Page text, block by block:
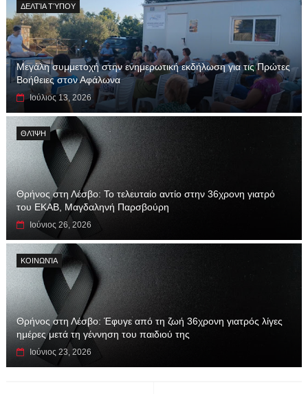
ΔΕΛΤΊΑ ΤΎΠΟΥ
Μεγάλη συμμετοχή στην ενημερωτική εκδήλωση για τις Πρώτες
Βοήθειες στον Αφάλωνα
Ιούλιος 13, 2026
ΘΛΊΨΗ
Θρήνος στη Λέσβο: Το τελευταίο αντίο στην 36χρονη γιατρό
του ΕΚΑΒ, Μαγδαληνή Παρσβούρη
Ιούνιος 26, 2026
ΚΟΙΝΩΝΊΑ
Θρήνος στη Λέσβο: Έφυγε από τη ζωή 36χρονη γιατρός λίγες
ημέρες μετά τη γέννηση του παιδιού της
Ιούνιος 23, 2026